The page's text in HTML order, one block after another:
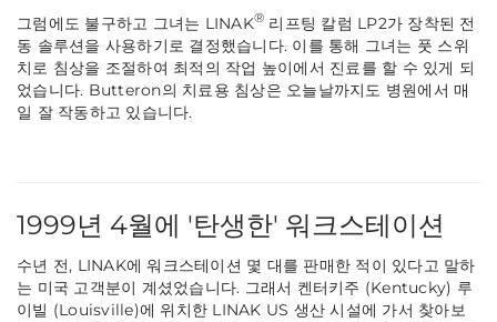
그럼에도 불구하고 그녀는 LINAK® 리프팅 칼럼 LP2가 장착된 전
동 솔루션을 사용하기로 결정했습니다. 이를 통해 그녀는 풋 스위
치로 침상을 조절하여 최적의 작업 높이에서 진료를 할 수 있게 되
었습니다. Butteron의 치료용 침상은 오늘날까지도 병원에서 매
일 잘 작동하고 있습니다.
1999년 4월에 '탄생한' 워크스테이션
수년 전, LINAK에 워크스테이션 몇 대를 판매한 적이 있다고 말하
는 미국 고객분이 계셨었습니다. 그래서 켄터키주 (Kentucky) 루
이빌 (Louisville)에 위치한 LINAK US 생산 시설에 가서 찾아보